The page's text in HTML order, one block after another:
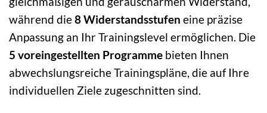
während die8 Widerstandsstufen eine präzise
Anpassung an Ihr Trainingslevel ermöglichen. Die
5 voreingestellten Programme bieten Ihnen
abwechslungsreiche Trainingspläne, die auf Ihre
individuellen Ziele zugeschnitten sind.